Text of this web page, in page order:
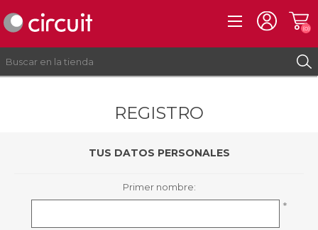
(0)
REGISTRO
TUS DATOS PERSONALES
Primer nombre:
*